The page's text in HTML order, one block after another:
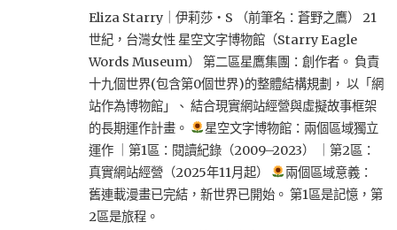
Eliza Starry｜伊莉莎・S （前筆名：蒼野之鷹） 21
世紀，台灣女性 星空文字博物館（Starry Eagle
Words Museum） 第二區星鷹集團：創作者。 負責
十九個世界(包含第0個世界)的整體結構規劃， 以「網
站作為博物館」、 結合現實網站經營與虛擬故事框架
的長期運作計畫。
星空文字博物館：兩個區域獨立
運作 ｜第1區：閱讀紀錄（2009–2023） ｜第2區：
真實網站經營（2025年11月起）
兩個區域意義：
舊連載漫畫已完結，新世界已開始。 第1區是記憶，第
2區是旅程。